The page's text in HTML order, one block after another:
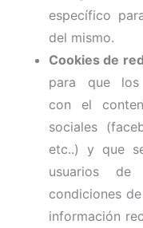
específico
del mismo.
Cookies de
para que los
con el
sociales
etc..) y que
usuarios de
condiciones
información